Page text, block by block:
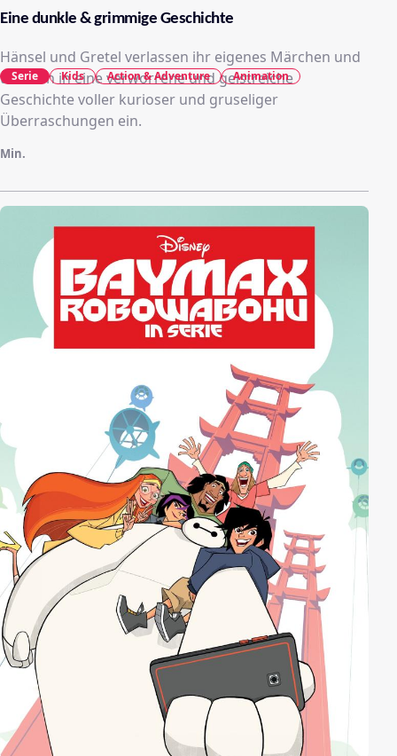
Eine dunkle & grimmige Geschichte
Hänsel und Gretel verlassen ihr eigenes Märchen und
tauchen in eine verworrene und geistreiche
Geschichte voller kurioser und gruseliger
Überraschungen ein.
Min.
Serie Kids Action & Adventure Animation